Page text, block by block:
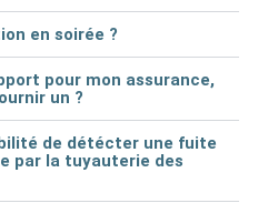
en soirée ?
pour mon assurance,
un ?
de détécter une fuite
par la tuyauterie des